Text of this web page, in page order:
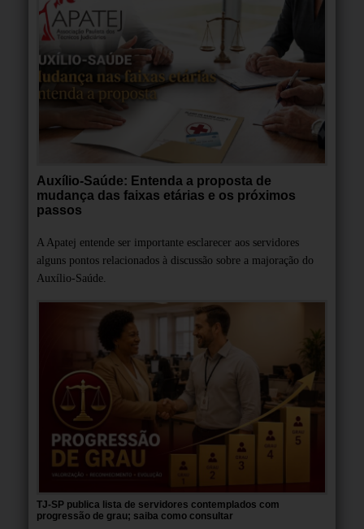
Auxílio-Saúde: Entenda a proposta de
mudança das faixas etárias e os próximos
passos
A Apatej entende ser importante esclarecer aos servidores
alguns pontos relacionados à discussão sobre a majoração do
Auxílio-Saúde.
TJ-SP publica lista de servidores contemplados com
progressão de grau; saiba como consultar